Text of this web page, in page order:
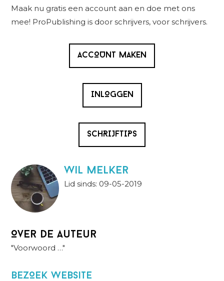
Sidebar
Maak nu gratis een account aan en doe met ons
mee! ProPublishing is door schrijvers, voor schrijvers.
ACCOUNT MAKEN
INLOGGEN
SCHRIJFTIPS
wil melker
Lid sinds: 09-05-2019
Over de auteur
"Voorwoord …"
BezOek website